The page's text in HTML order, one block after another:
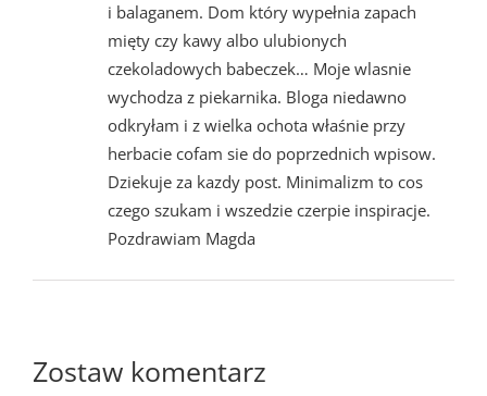
i balaganem. Dom który wypełnia zapach
mięty czy kawy albo ulubionych
czekoladowych babeczek… Moje wlasnie
wychodza z piekarnika. Bloga niedawno
odkryłam i z wielka ochota właśnie przy
herbacie cofam sie do poprzednich wpisow.
Dziekuje za kazdy post. Minimalizm to cos
czego szukam i wszedzie czerpie inspiracje.
Pozdrawiam Magda
Zostaw komentarz